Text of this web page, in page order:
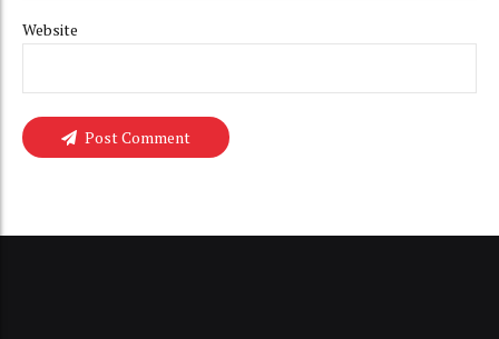
Website
Post Comment